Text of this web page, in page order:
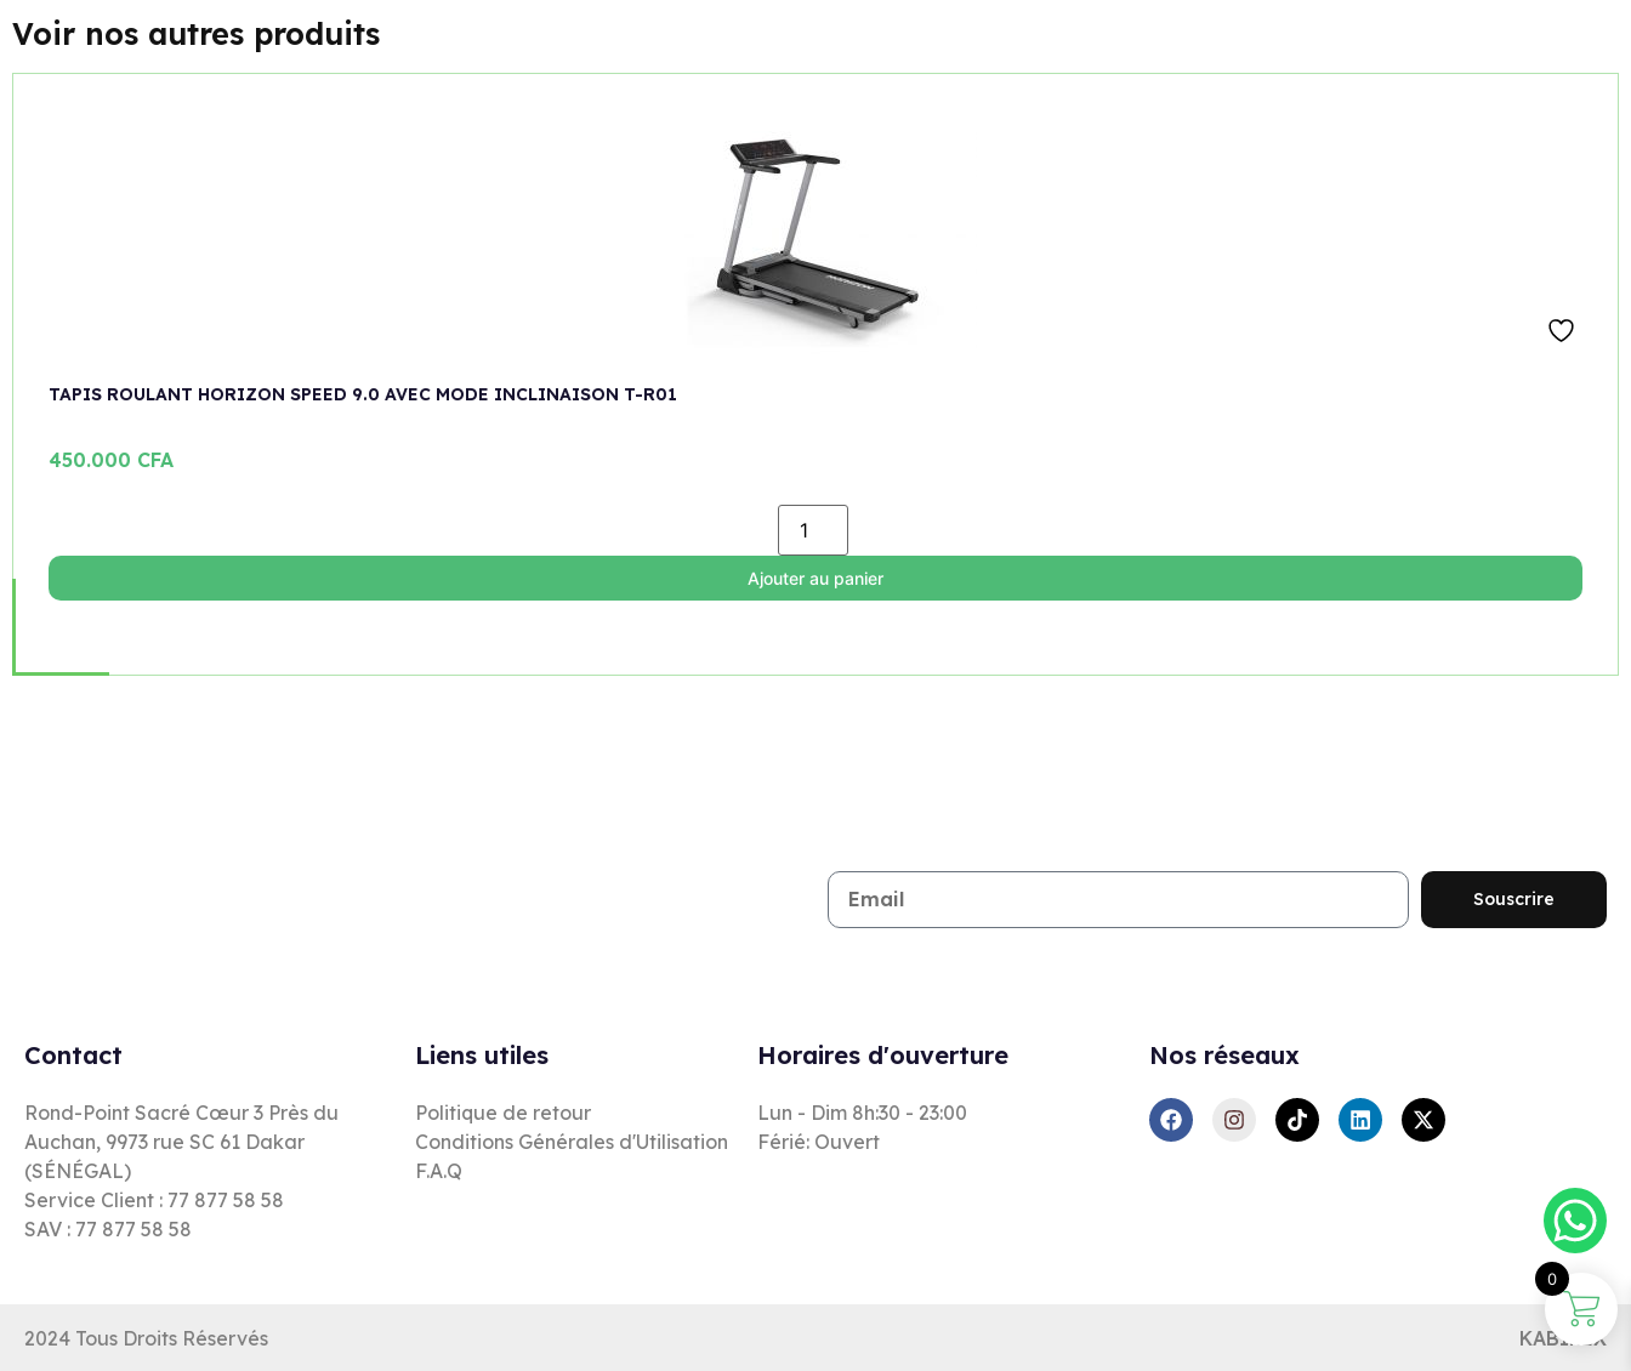
Voir nos autres produits
TAPIS ROULANT HORIZON SPEED 9.0 AVEC MODE INCLINAISON T-R01
450.000 CFA
Ajouter au panier
Souscrire
Contact
Rond-Point Sacré Cœur 3 Près du
Auchan, 9973 rue SC 61 Dakar
(SÉNÉGAL)
Service Client : 77 877 58 58
SAV : 77 877 58 58
Liens utiles
Politique de retour
Conditions Générales d'Utilisation
F.A.Q
Horaires d'ouverture
Lun - Dim 8h:30 - 23:00
Férié: Ouvert
Nos réseaux
2024 Tous Droits Réservés KABIREX
0